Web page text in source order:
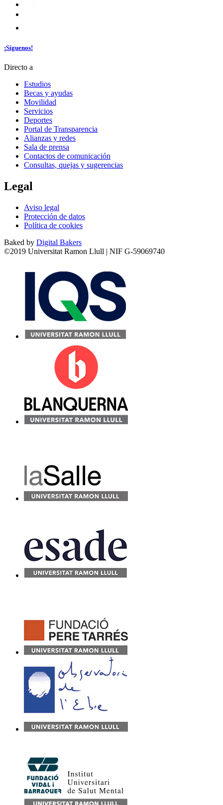
¡Síguenos!
Directo a
Estudios
Becas y ayudas
Movilidad
Servicios
Deportes
Portal de Transparencia
Alianzas y redes
Sala de prensa
Contactos de comunicación
Consultas, quejas y sugerencias
Legal
Aviso legal
Protección de datos
Política de cookies
Baked by Digital Bakers
©2019 Universitat Ramon Llull | NIF G-59069740